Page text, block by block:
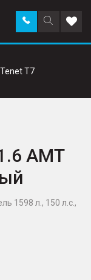
Поиск
по
Заказать
звонок в
Tenet T7
AMT
1598 л., 150 л.с.,